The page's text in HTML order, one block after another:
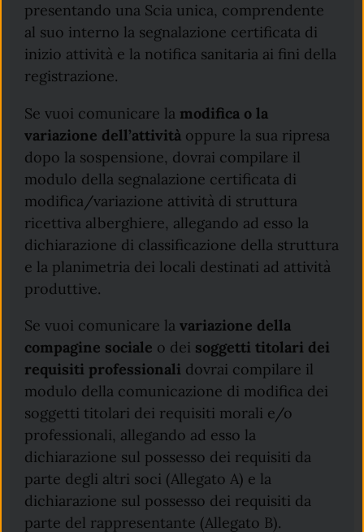
presentando una Scia unica, comprendente
al suo interno la segnalazione certificata di
inizio attività e la notifica sanitaria ai fini della
registrazione.
Se vuoi comunicare la modifica o la
variazione dell’attività oppure la sua ripresa
dopo la sospensione, dovrai compilare il
modulo della segnalazione certificata di
modifica/variazione attività di struttura
ricettiva alberghiere, allegando ad esso la
dichiarazione di classificazione della struttura
e la planimetria dei locali destinati ad attività
produttive.
Se vuoi comunicare lavariazione della
compagine sociale o dei soggetti titolari dei
requisiti professionali dovrai compilare il
modulo della comunicazione di modifica dei
soggetti titolari dei requisiti morali e/o
professionali, allegando ad esso la
dichiarazione sul possesso dei requisiti da
parte degli altri soci (Allegato A) e la
dichiarazione sul possesso dei requisiti da
parte del rappresentante (Allegato B).